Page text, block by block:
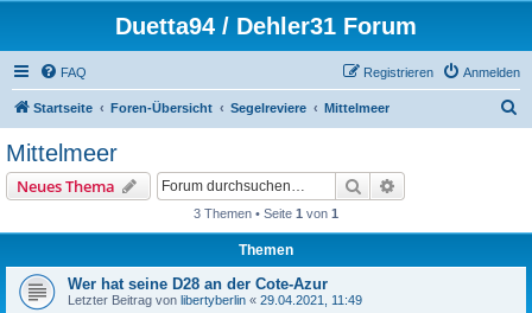
Duetta94 / Dehler31 Forum
FAQ Anmelden
Registrieren
Startseite Foren-Übersicht Segelreviere Mittelmeer
Mittelmeer
Neues Thema Suche
3 Themen • Seite 1 von 1
Themen
Wer hat seine D28 an der Cote-Azur
Letzter Beitrag von libertyberlin « 29.04.2021, 11:49